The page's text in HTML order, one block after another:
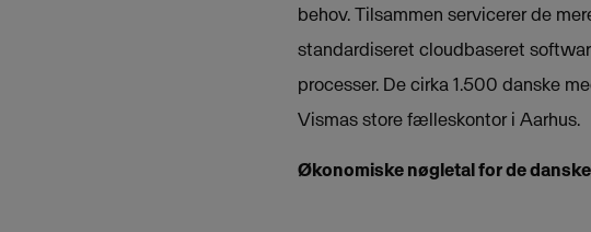
behov. Tilsammen servicerer de
standardiseret cloudbaseret
processer. De cirka 1.500 danske
Vismas store fælleskontor i Aarhus.
Økonomiske nøgletal for de